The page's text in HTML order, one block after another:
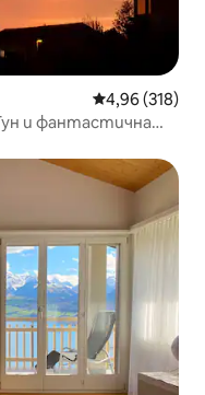
Средна
4,96 (318)
и фантастична